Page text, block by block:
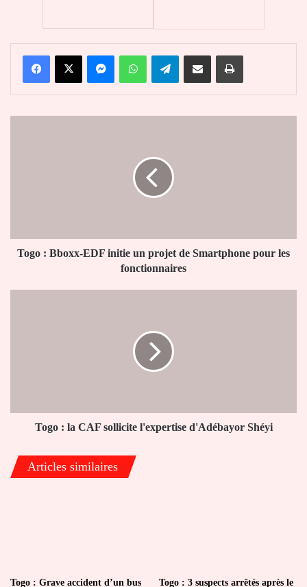
FacebookX MessengerWhatsAppTelegramPartager par email Imprimer
Smartphone
pour
Togo : Bboxx-EDF initie un projet de Smartphone pour les
fonctionnaires
Togo : la CAF sollicite l'expertise d'Adébayor Shéyi
Articles similaires
Togo : Grave accident d’un bus Togo : 3 suspects arrêtés après le